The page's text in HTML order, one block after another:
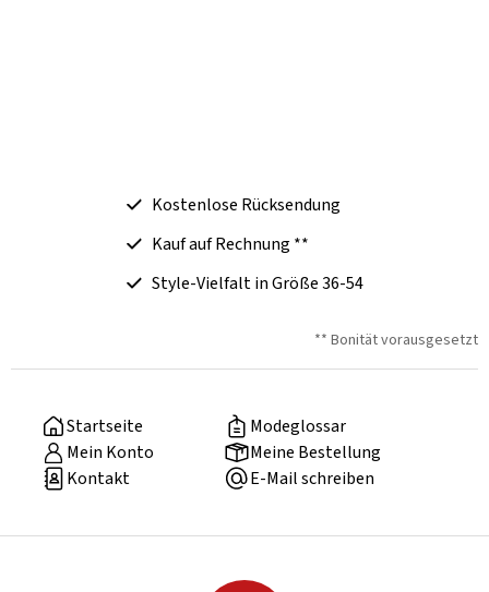
Kostenlose Rücksendung
Kauf auf Rechnung **
Style-Vielfalt in Größe 36-54
** Bonität vorausgesetzt
Startseite
Modeglossar
Mein Konto
Meine Bestellung
Kontakt
E-Mail schreiben